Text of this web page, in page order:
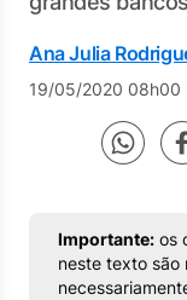
Ana Julia
19/05/2020 08h00
Importante: os
neste texto são